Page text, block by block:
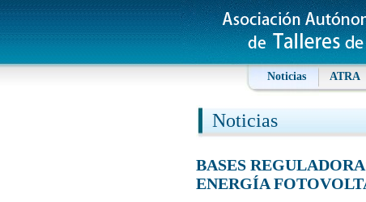
Noticias ATRA
Noticias
BASES
ENERGÍA